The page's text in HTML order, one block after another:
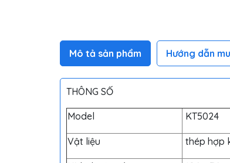
Mô tả sản phẩm Hướng dẫn
THÔNG SỐ
Model KT5024
Vật liệu thép hợp